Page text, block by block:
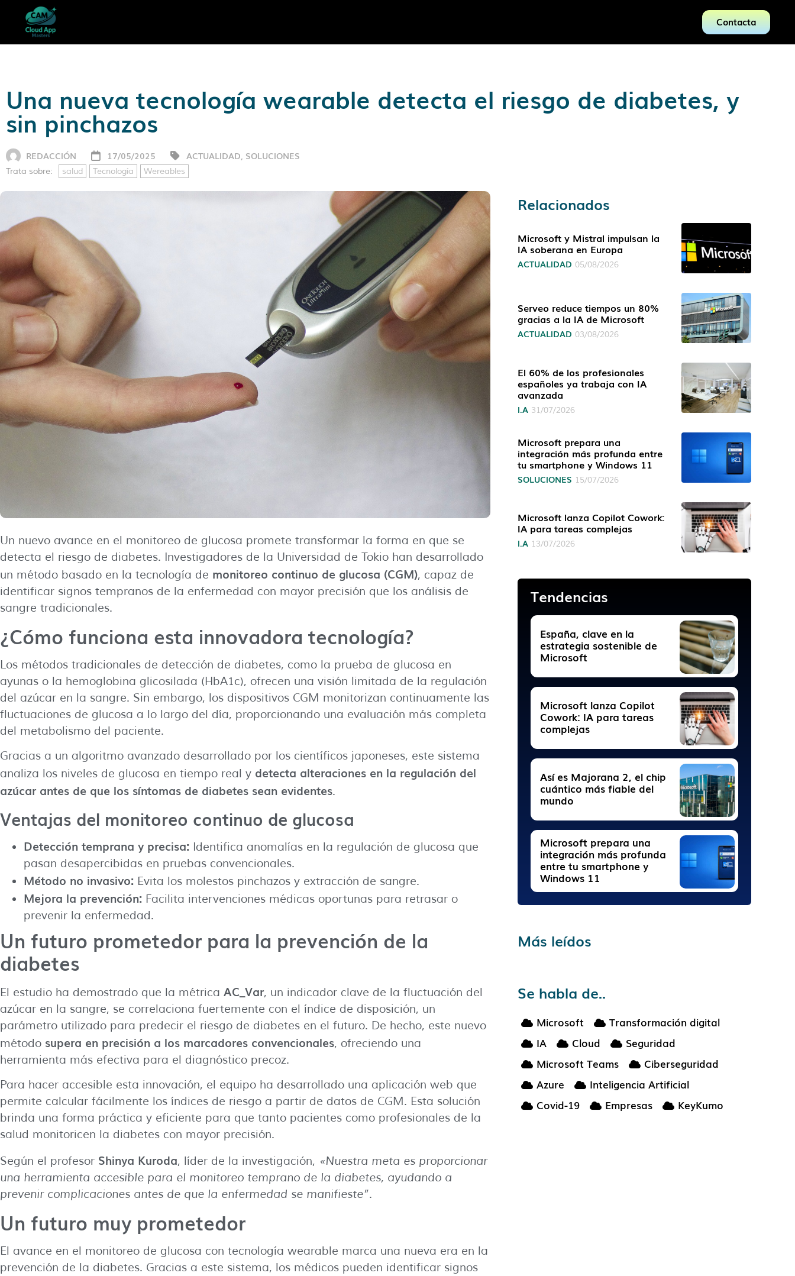
Contacta
Una nueva tecnología wearable detecta el riesgo de diabetes, y
sin pinchazos
REDACCIÓN 17/05/2025 ACTUALIDAD, SOLUCIONES
Trata sobre: salud Tecnología Wereables
Un nuevo avance en el monitoreo de glucosa promete transformar la forma en que se
detecta el riesgo de diabetes. Investigadores de la Universidad de Tokio han desarrollado
un método basado en la tecnología de monitoreo continuo de glucosa (CGM), capaz de
identificar signos tempranos de la enfermedad con mayor precisión que los análisis de
sangre tradicionales.
¿Cómo funciona esta innovadora tecnología?
Los métodos tradicionales de detección de diabetes, como la prueba de glucosa en
ayunas o la hemoglobina glicosilada (HbA1c), ofrecen una visión limitada de la regulación
del azúcar en la sangre. Sin embargo, los dispositivos CGM monitorizan continuamente las
fluctuaciones de glucosa a lo largo del día, proporcionando una evaluación más completa
del metabolismo del paciente.
Gracias a un algoritmo avanzado desarrollado por los científicos japoneses, este sistema
analiza los niveles de glucosa en tiempo real y detecta alteraciones en la regulación del
azúcar antes de que los síntomas de diabetes sean evidentes.
Ventajas del monitoreo continuo de glucosa
Detección temprana y precisa: Identifica anomalías en la regulación de glucosa que
pasan desapercibidas en pruebas convencionales.
Método no invasivo: Evita los molestos pinchazos y extracción de sangre.
Mejora la prevención: Facilita intervenciones médicas oportunas para retrasar o
prevenir la enfermedad.
Un futuro prometedor para la prevención de la
diabetes
El estudio ha demostrado que la métrica AC_Var, un indicador clave de la fluctuación del
azúcar en la sangre, se correlaciona fuertemente con el índice de disposición, un
parámetro utilizado para predecir el riesgo de diabetes en el futuro. De hecho, este nuevo
método supera en precisión a los marcadores convencionales, ofreciendo una
herramienta más efectiva para el diagnóstico precoz.
Para hacer accesible esta innovación, el equipo ha desarrollado una aplicación web que
permite calcular fácilmente los índices de riesgo a partir de datos de CGM. Esta solución
brinda una forma práctica y eficiente para que tanto pacientes como profesionales de la
salud monitoricen la diabetes con mayor precisión.
Según el profesor Shinya Kuroda, líder de la investigación, «Nuestra meta es proporcionar
una herramienta accesible para el monitoreo temprano de la diabetes, ayudando a
prevenir complicaciones antes de que la enfermedad se manifieste”.
Un futuro muy prometedor
El avance en el monitoreo de glucosa con tecnología wearable marca una nueva era en la
prevención de la diabetes. Gracias a este sistema, los médicos pueden identificar signos
Relacionados
Microsoft y Mistral impulsan la
IA soberana en Europa
ACTUALIDAD 05/08/2026
Serveo reduce tiempos un 80%
gracias a la IA de Microsoft
ACTUALIDAD 03/08/2026
El 60% de los profesionales
españoles ya trabaja con IA
avanzada
I.A 31/07/2026
Microsoft prepara una
integración más profunda entre
tu smartphone y Windows 11
SOLUCIONES 15/07/2026
Microsoft lanza Copilot Cowork:
IA para tareas complejas
I.A 13/07/2026
Tendencias
España, clave en la
estrategia sostenible de
Microsoft
Microsoft lanza Copilot
Cowork: IA para tareas
complejas
Así es Majorana 2, el chip
cuántico más fiable del
mundo
Microsoft prepara una
integración más profunda
entre tu smartphone y
Windows 11
Más leídos
Se habla de..
Microsoft
Transformación digital
IA
Cloud
Seguridad
Microsoft Teams
Ciberseguridad
Azure
Inteligencia Artificial
Covid-19
Empresas KeyKumo